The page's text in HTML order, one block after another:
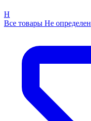
Н
Все товары Не определен